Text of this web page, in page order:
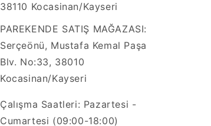
38110 Kocasinan/Kayseri
PAREKENDE SATIŞ MAĞAZASI:
Serçeönü, Mustafa Kemal Paşa
Blv. No:33, 38010
Kocasinan/Kayseri
Çalışma Saatleri: Pazartesi -
Cumartesi (09:00-18:00)